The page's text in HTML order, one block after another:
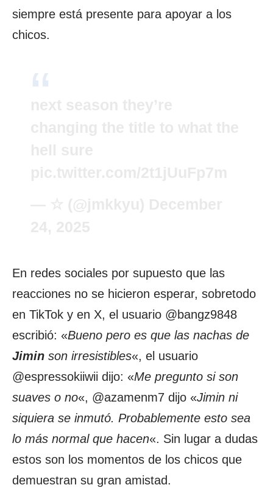
siempre está presente para apoyar a los
chicos.
En redes sociales por supuesto que las
reacciones no se hicieron esperar, sobretodo
en TikTok y en X, el usuario @bangz9848
escribió: «Bueno pero es que las nachas de
Jimin son irresistibles«, el usuario
@espressokiiwii dijo: «Me pregunto si son
suaves o no«, @azamenm7 dijo «Jimin ni
siquiera se inmutó. Probablemente esto sea
lo más normal que hacen«. Sin lugar a dudas
estos son los momentos de los chicos que
demuestran su gran amistad.